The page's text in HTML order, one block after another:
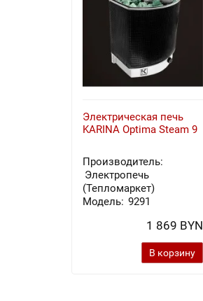
Электрическая печь
KARINA Optima Steam 9
Производитель:
Электропечь
(Тепломаркет)
Модель: 9291
1 869 BYN
В корзину